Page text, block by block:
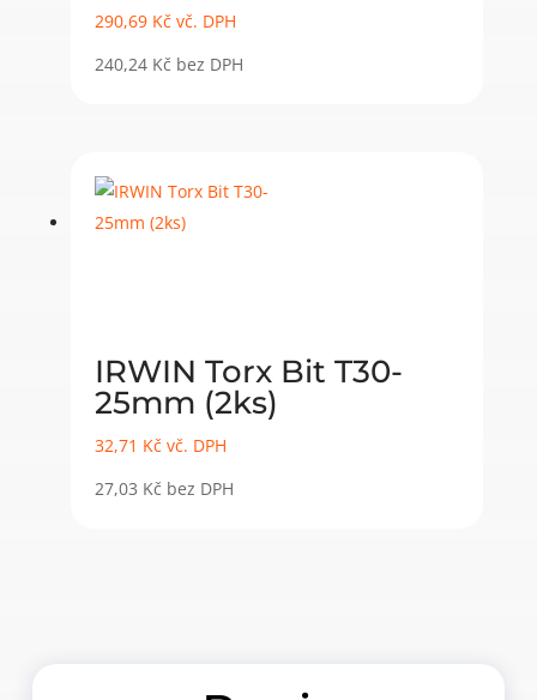
290,69 Kč vč. DPH
240,24 Kč bez DPH
IRWIN Torx Bit T30-
25mm (2ks)
32,71 Kč vč. DPH
27,03 Kč bez DPH